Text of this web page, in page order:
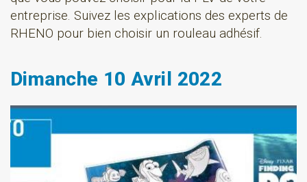
entreprise. Suivez les explications des experts de
RHENO pour bien choisir un rouleau adhésif.
Dimanche 10 Avril 2022